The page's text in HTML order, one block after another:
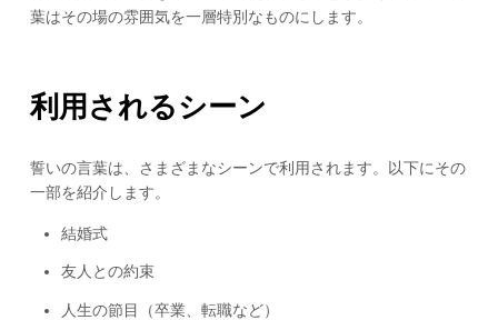
葉はその場の雰囲気を一層特別なものにします。
利用されるシーン
誓いの言葉は、さまざまなシーンで利用されます。以下にその
一部を紹介します。
結婚式
友人との約束
人生の節目（卒業、転職など）